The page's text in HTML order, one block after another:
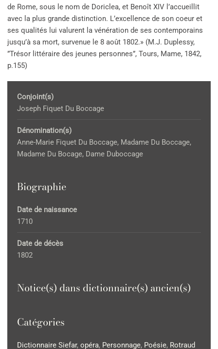
de Rome, sous le nom de Doriclea, et Benoît XIV l’accueillit
avec la plus grande distinction. L’excellence de son coeur et
ses qualités lui valurent la vénération de ses contemporains
jusqu’à sa mort, survenue le 8 août 1802.» (M.J. Duplessy,
”Trésor littéraire des jeunes personnes”, Tours, Mame, 1842,
p.155)
Conjoint(s)
Joseph Fiquet Du Boccage
Dénomination(s)
Anne-Marie Fiquet Du Boccage, Madame Du Boccage,
Madame Du Bocage, Dame Duboccage
Biographie
Date de naissance
1710
Date de décès
1802
Notice(s) dans dictionnaire(s) ancien(s)
Catégories
Dictionnaire Siefar, opéra, Personnage, Poésie, Rotraud